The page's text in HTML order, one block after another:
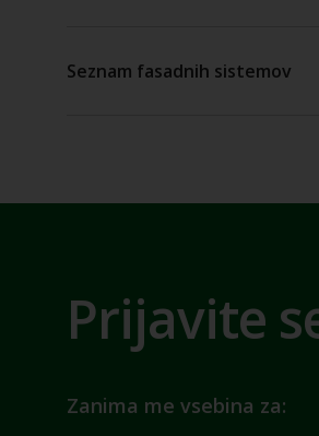
Seznam fasadnih sistemov
Prijavite
Zanima me vsebina za: